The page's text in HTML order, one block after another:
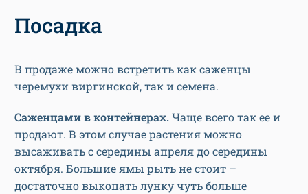
Посадка
В продаже можно встретить как саженцы
черемухи виргинской, так и семена.
Саженцами в контейнерах.Чаще всего так ее и
продают. В этом случае растения можно
высаживать с середины апреля до середины
октября. Большие ямы рыть не стоит –
достаточно выкопать лунку чуть больше